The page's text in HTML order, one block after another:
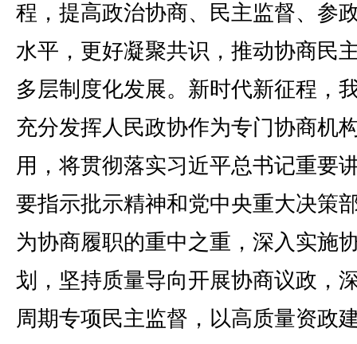
程，提高政治协商、民主监督、参
水平，更好凝聚共识，推动协商民
多层制度化发展。新时代新征程，
充分发挥人民政协作为专门协商机
用，将贯彻落实习近平总书记重要
要指示批示精神和党中央重大决策
为协商履职的重中之重，深入实施
划，坚持质量导向开展协商议政，
周期专项民主监督，以高质量资政